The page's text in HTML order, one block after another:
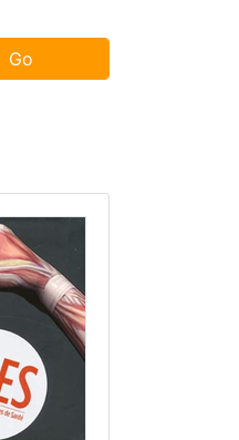
Go